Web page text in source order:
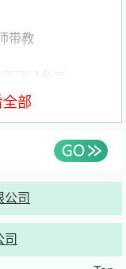
带教
生
、材料科学、机
部
公司
司